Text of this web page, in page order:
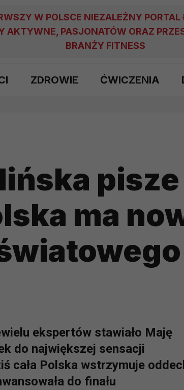
W POLSCE NIEZALEŻNY
AKTYWNE, PASJONATÓW ORAZ
BRANŻY FITNESS
ZDROWIE ĆWICZENIA
pisze
ma
ekspertów stawiało Maję
do największej sensacji
cała Polska wstrzymuje
do finału